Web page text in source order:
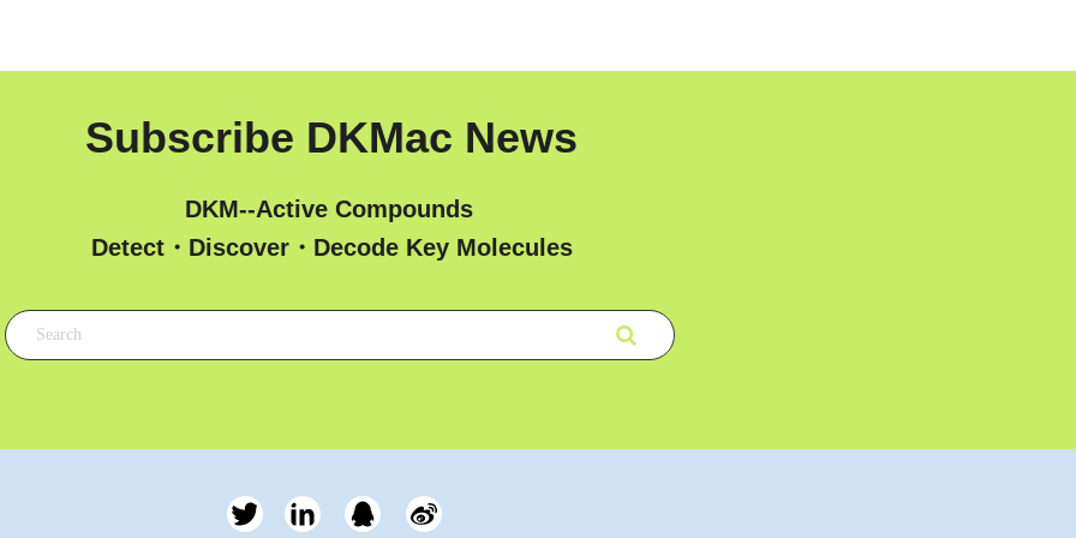
Subscribe DKMac News
DKM--Active Compounds
Detect・Discover・Decode Key Molecules